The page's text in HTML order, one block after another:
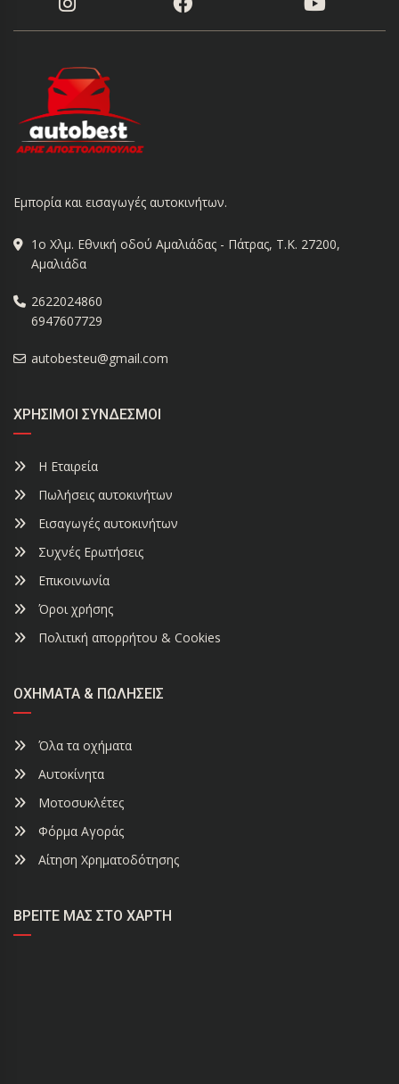
Εμπορία και εισαγωγές αυτοκινήτων.
1ο Χλμ. Εθνική οδού Αμαλιάδας - Πάτρας, Τ.Κ. 27200,
Αμαλιάδα
2622024860
6947607729
autobesteu@gmail.com
ΧΡΉΣΙΜΟΙ ΣΎΝΔΕΣΜΟΙ
Η Εταιρεία
Πωλήσεις αυτοκινήτων
Εισαγωγές αυτοκινήτων
Συχνές Ερωτήσεις
Επικοινωνία
Όροι χρήσης
Πολιτική απορρήτου & Cookies
ΟΧΉΜΑΤΑ & ΠΩΛΉΣΕΙΣ
Όλα τα οχήματα
Αυτοκίνητα
Μοτοσυκλέτες
Φόρμα Αγοράς
Αίτηση Χρηματοδότησης
ΒΡΕΊΤΕ ΜΑΣ ΣΤΟ ΧΆΡΤΗ